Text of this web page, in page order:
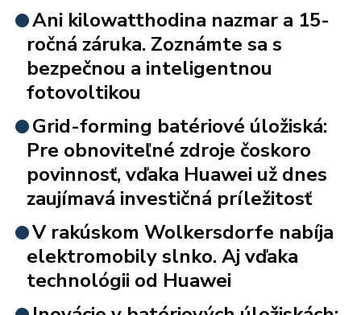
Ani kilowatthodina nazmar a 15-
ročná záruka. Zoznámte sa s
bezpečnou a inteligentnou
fotovoltikou
Grid-forming batériové úložiská:
Pre obnoviteľné zdroje čoskoro
povinnosť, vďaka Huawei už dnes
zaujímavá investičná príležitosť
V rakúskom Wolkersdorfe nabíja
elektromobily slnko. Aj vďaka
technológii od Huawei